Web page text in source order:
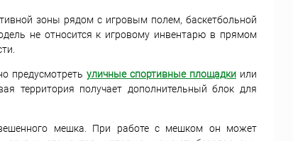
зоны рядом с игровым полем, баскетбольной
не относится к игровому инвентарю в прямом
предусмотреть уличные спортивные площадкиили
территория получает дополнительный блок для
мешка. При работе с мешком он может